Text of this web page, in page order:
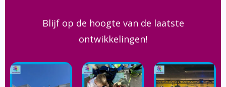
Blijf op de hoogte van de laatste
ontwikkelingen!